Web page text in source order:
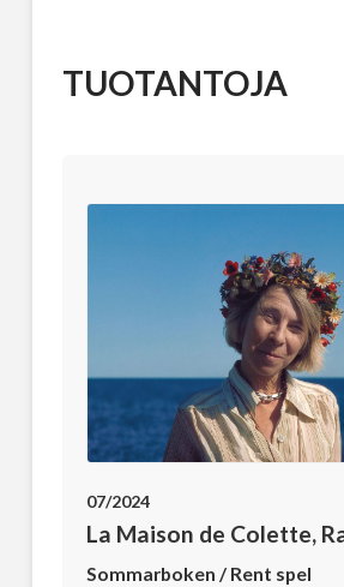
TUOTANTOJA
07/2024
La Maison de Colette,
Sommarboken / Rent spel